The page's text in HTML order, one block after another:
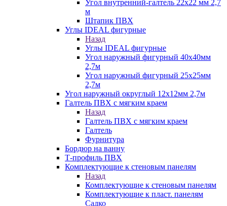
Угол внутренний-галтель 22х22 мм 2,7
м
Штапик ПВХ
Углы IDEAL фигурные
Назад
Углы IDEAL фигурные
Угол наружный фигурный 40х40мм
2,7м
Угол наружный фигурный 25х25мм
2,7м
Угол наружный округлый 12х12мм 2,7м
Галтель ПВХ с мягким краем
Назад
Галтель ПВХ с мягким краем
Галтель
Фурнитура
Бордюр на ванну
Т-профиль ПВХ
Комплектующие к стеновым панелям
Назад
Комплектующие к стеновым панелям
Комплектующие к пласт. панелям
Садко